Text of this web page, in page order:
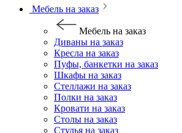
Мебель на заказ
Мебель на заказ
Диваны на заказ
Кресла на заказ
Пуфы, банкетки на заказ
Шкафы на заказ
Стеллажи на заказ
Полки на заказ
Кровати на заказ
Столы на заказ
Стулья на заказ